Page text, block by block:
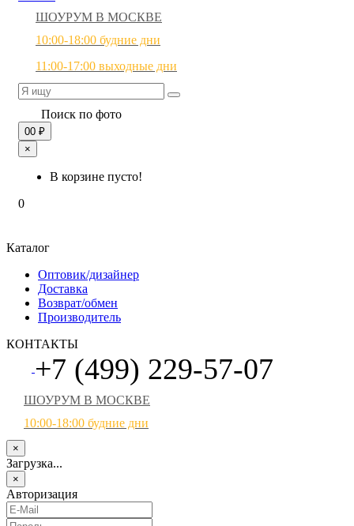
ШОУРУМ В МОСКВЕ
10:00-18:00 будние дни
11:00-17:00 выходные дни
Поиск по фото
00 ₽
×
В корзине пусто!
0
Каталог
Оптовик/дизайнер
Доставка
Возврат/обмен
Производитель
КОНТАКТЫ
+7 (499) 229-57-07
ШОУРУМ В МОСКВЕ
10:00-18:00 будние дни
×
Загрузка...
×
Авторизация